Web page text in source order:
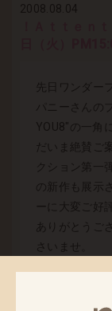
2008.08.04
先日ワンダー
パニーさんの
YOU8″の一角
だいま絶賛ご
クション第一
の新作も展示
ーに大変ご好
ありがとうご
さいませ。
ご対応できま